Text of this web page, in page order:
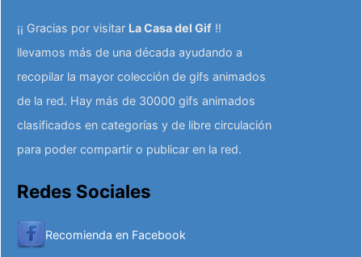
¡¡ Gracias por visitar La Casa del Gif !!
llevamos más de una década ayudando a
recopilar la mayor colección de gifs animados
de la red. Hay más de 30000 gifs animados
clasificados en categorías y de libre circulación
para poder compartir o publicar en la red.
Redes Sociales
Recomienda en Facebook